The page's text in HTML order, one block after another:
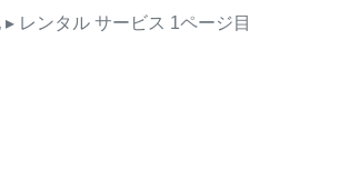
▸ レンタル サービス 1ページ目